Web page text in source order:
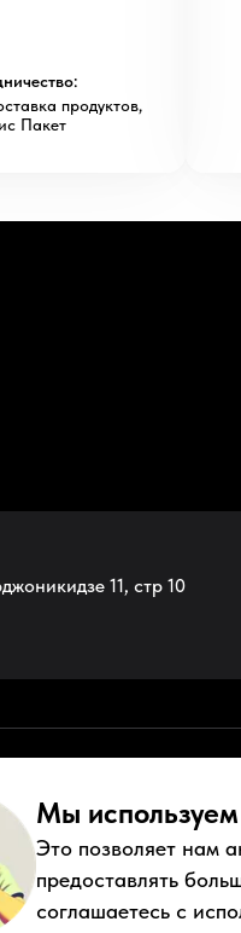
продуктов,
Пакет
11, стр 10
Tiktok КонтактыПравовые
права защищены.Политика
Мы используем
Это позволяет нам
предоставлять
соглашаетесь с